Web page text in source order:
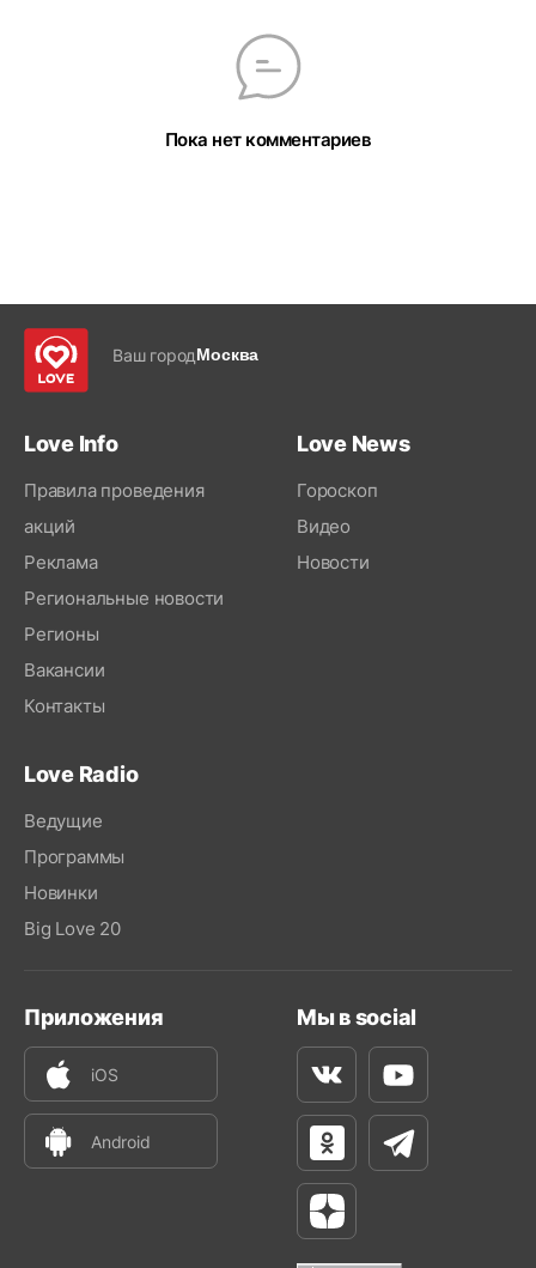
Пока нет комментариев
Ваш городМосква
Love Info
Правила проведения
акций
Реклама
Региональные новости
Регионы
Вакансии
Контакты
Love News
Гороскоп
Видео
Новости
Love Radio
Ведущие
Программы
Новинки
Big Love 20
Приложения
iOS
Android
Мы в social
ВконтактеYoutube
Одноклассники
Телеграм
Яндекс Дзен